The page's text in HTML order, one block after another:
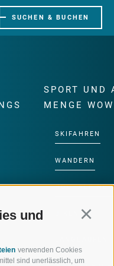
und
verwenden Cookies
sind unerlässlich, um
SUCHEN & BUCHEN
SPORT UND
MENGE
SKIFAHREN
WANDERN
HOCHALPINE